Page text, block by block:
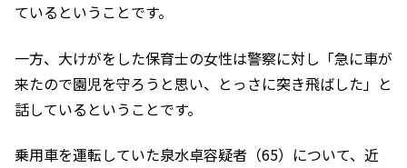
ているということです。
一方、大けがをした保育士の女性は警察に対し「急に車が
来たので園児を守ろうと思い、とっさに突き飛ばした」と
話しているということです。
乗用車を運転していた泉水卓容疑者（65）について、近